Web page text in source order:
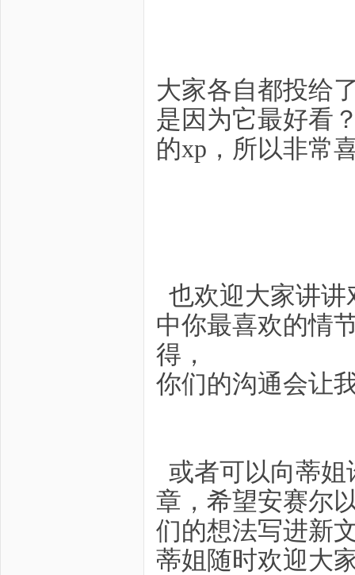
大家各自都投给
是因为它最好看
的xp，所以非常
也欢迎大家讲
中你最喜欢的情
得，
你们的沟通会让
或者可以向蒂
章，希望安赛尔
们的想法写进新
蒂姐随时欢迎大